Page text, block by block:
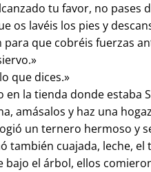
tu favor, no pases
os lavéis los pies y
que cobréis fuerzas
que dices.»
la tienda donde estaba
amásalos y haz una
un ternero hermoso y
también cuajada, leche,
bajo el árbol, ellos